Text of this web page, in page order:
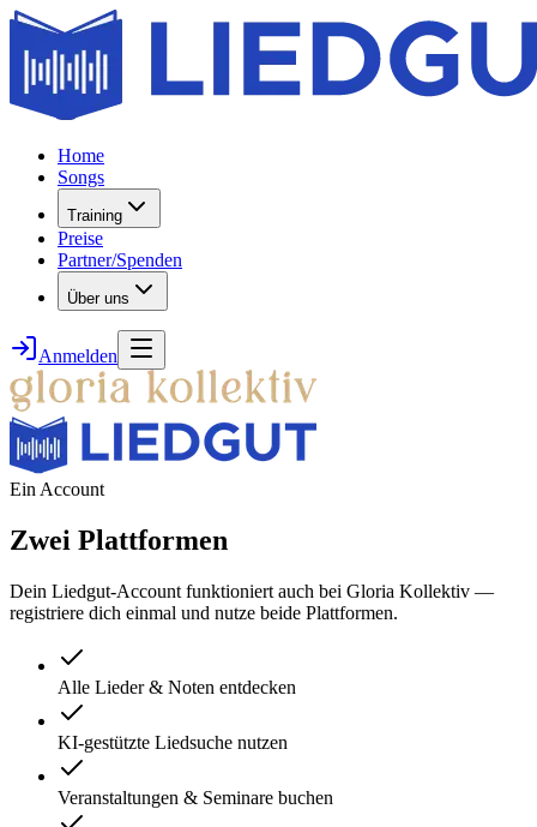
Home
Songs
Training
Preise
Partner/Spenden
Über uns
Anmelden
Ein Account
Zwei Plattformen
Dein Liedgut-Account funktioniert auch bei Gloria Kollektiv —
registriere dich einmal und nutze beide Plattformen.
Alle Lieder & Noten entdecken
KI-gestützte Liedsuche nutzen
Veranstaltungen & Seminare buchen